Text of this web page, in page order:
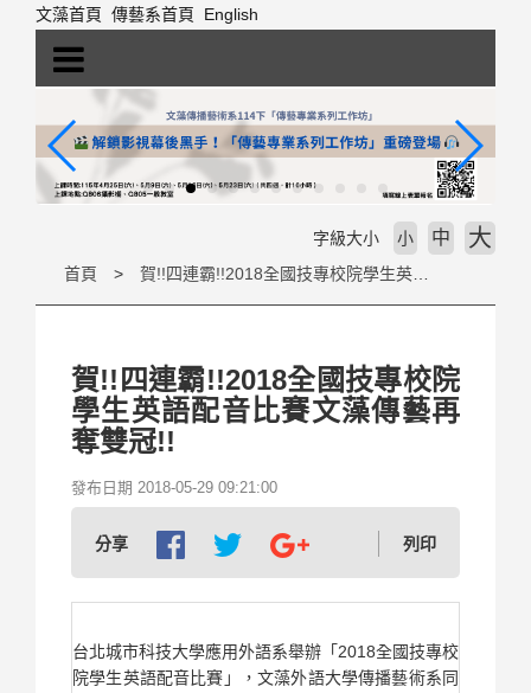
文藻首頁 傳藝系首頁 English
首頁
字級大小 小 中 大
賀!!四連霸!!2018全國技專校院
學生英語配音比賽文藻傳藝再
奪雙冠!!
發布日期 2018-05-29 09:21:00
分享 列印
台北城市科技大學應用外語系舉辦「2018全國技專校
院學生英語配音比賽」，文藻外語大學傳播藝術系同